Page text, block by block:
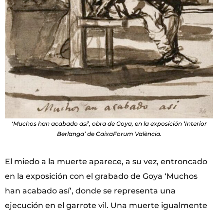
‘Muchos han acabado así’, obra de Goya, en la exposición ‘Interior
Berlanga’ de CaixaForum València.
El miedo a la muerte aparece, a su vez, entroncado
en la exposición con el grabado de Goya ‘Muchos
han acabado así’, donde se representa una
ejecución en el garrote vil. Una muerte igualmente